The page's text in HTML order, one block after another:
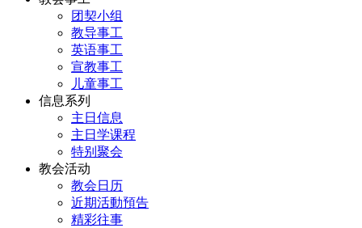
团契小组
教导事工
英语事工
宣教事工
儿童事工
信息系列
主日信息
主日学课程
特别聚会
教会活动
教会日历
近期活動預告
精彩往事